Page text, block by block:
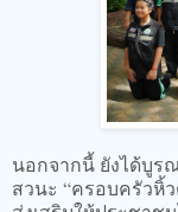
นอกจากนี้ ยังได้บูร
สวนะ “ครอบครัวหิ้